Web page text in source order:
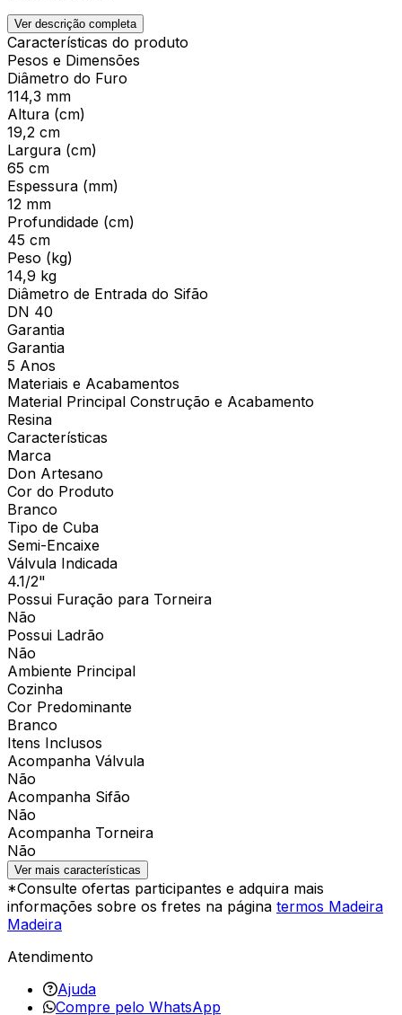
Ver descrição completa
Características do produto
Pesos e Dimensões
Diâmetro do Furo
114,3 mm
Altura (cm)
19,2 cm
Largura (cm)
65 cm
Espessura (mm)
12 mm
Profundidade (cm)
45 cm
Peso (kg)
14,9 kg
Diâmetro de Entrada do Sifão
DN 40
Garantia
Garantia
5 Anos
Materiais e Acabamentos
Material Principal Construção e Acabamento
Resina
Características
Marca
Don Artesano
Cor do Produto
Branco
Tipo de Cuba
Semi-Encaixe
Válvula Indicada
4.1/2"
Possui Furação para Torneira
Não
Possui Ladrão
Não
Ambiente Principal
Cozinha
Cor Predominante
Branco
Itens Inclusos
Acompanha Válvula
Não
Acompanha Sifão
Não
Acompanha Torneira
Não
Ver mais características
*Consulte ofertas participantes e adquira mais
informações sobre os fretes na página termos Madeira
Madeira
Atendimento
Ajuda
Compre pelo WhatsApp